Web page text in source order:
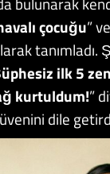
çocuğu”
tanımladı.
ilk 5
kurtuldum!”
dile